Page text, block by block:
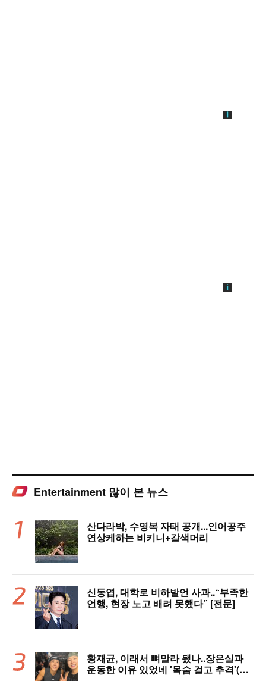
Entertainment 많이 본 뉴스
산다라박, 수영복 자태 공개...인어공주
연상케하는 비키니+갈색머리
신동엽, 대학로 비하발언 사과..“부족한
언행, 현장 노고 배려 못했다” [전문]
황재균, 이래서 뼈말라 됐나..장은실과
운동한 이유 있었네 '목숨 걸고 추격'(술